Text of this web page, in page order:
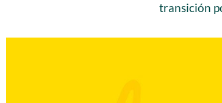
transición